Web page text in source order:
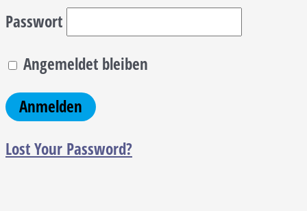
Passwort
Angemeldet bleiben
Lost Your Password?